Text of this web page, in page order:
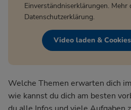
Einverständniserklärungen. Mehr
Datenschutzerklärung.
Video laden &
Welche Themen erwarten dich
wie kannst du dich am besten